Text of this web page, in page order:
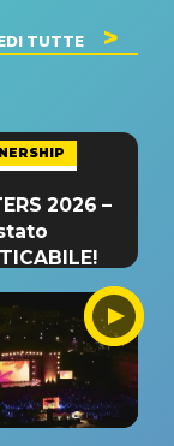
TUTTE
2026 –